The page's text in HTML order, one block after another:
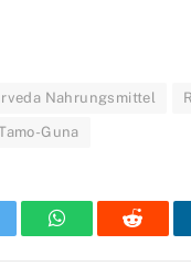
Nahrungsmittel
Guna
WhatsAppReddit